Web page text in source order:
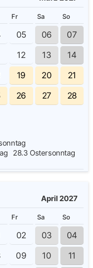
Fr Sa So
05 06 07
12 13 14
19 20 21
26 27 28
28.3 Ostersonntag
April 2027
Fr Sa So
02 03 04
09 10 11